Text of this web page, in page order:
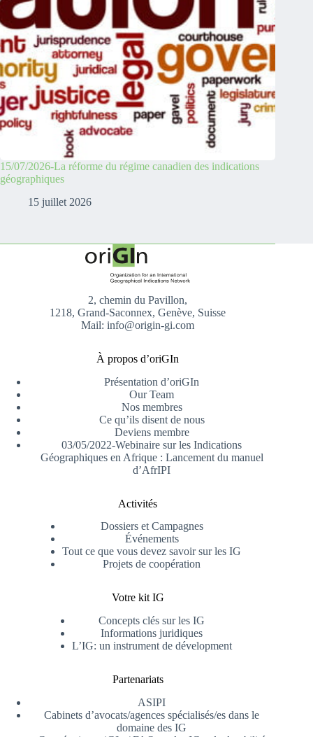
15/07/2026-La réforme du régime canadien des indications
géographiques
15 juillet 2026
2, chemin du Pavillon,
1218, Grand-Saconnex, Genève, Suisse
Mail: info@origin-gi.com
À propos d’oriGIn
Présentation d’oriGIn
Our Team
Nos membres
Ce qu’ils disent de nous
Deviens membre
03/05/2022-Webinaire sur les Indications
Géographiques en Afrique : Lancement du manuel
d’AfrIPI
Activités
Dossiers et Campagnes
Événements
Tout ce que vous devez savoir sur les IG
Projets de coopération
Votre kit IG
Concepts clés sur les IG
Informations juridiques
L’IG: un instrument de dévelopment
Partenariats
ASIPI
Cabinets d’avocats/agences spécialisés/es dans le
domaine des IG